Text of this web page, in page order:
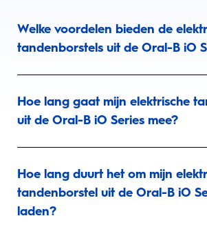
Welke voordelen bieden de
tandenborstels uit de Oral-B iO
Hoe lang gaat mijn elektrische
uit de Oral-B iO Series mee?
Hoe lang duurt het om mijn
tandenborstel uit de Oral-B iO
laden?